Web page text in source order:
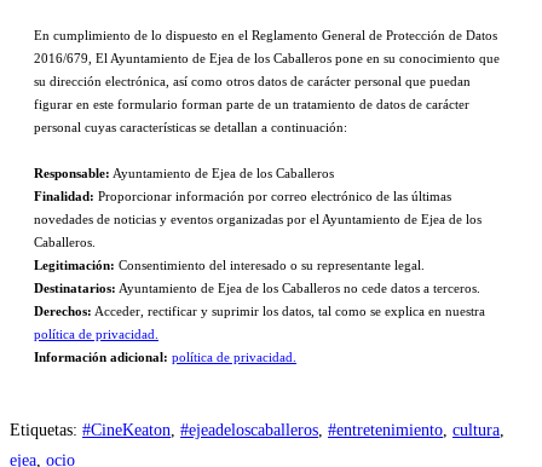
En cumplimiento de lo dispuesto en el Reglamento General de Protección de Datos
2016/679, El Ayuntamiento de Ejea de los Caballeros pone en su conocimiento que
su dirección electrónica, así como otros datos de carácter personal que puedan
figurar en este formulario forman parte de un tratamiento de datos de carácter
personal cuyas características se detallan a continuación:
Responsable: Ayuntamiento de Ejea de los Caballeros
Finalidad: Proporcionar información por correo electrónico de las últimas
novedades de noticias y eventos organizadas por el Ayuntamiento de Ejea de los
Caballeros.
Legitimación: Consentimiento del interesado o su representante legal.
Destinatarios: Ayuntamiento de Ejea de los Caballeros no cede datos a terceros.
Derechos: Acceder, rectificar y suprimir los datos, tal como se explica en nuestra
política de privacidad.
Información adicional: política de privacidad.
Etiquetas: #CineKeaton #ejeadeloscaballeros #entretenimiento cultura
ejea ocio